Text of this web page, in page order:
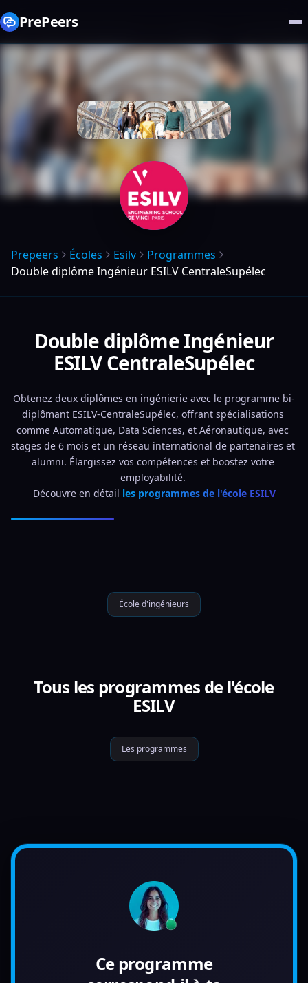
PrePeers
Prepeers Écoles Esilv
Programmes
Double diplôme Ingénieur ESILV CentraleSupélec
Double diplôme Ingénieur
ESILV CentraleSupélec
Obtenez deux diplômes en ingénierie avec le programme bi-
diplômant ESILV-CentraleSupélec, offrant spécialisations
comme Automatique, Data Sciences, et Aéronautique, avec
stages de 6 mois et un réseau international de partenaires et
alumni. Élargissez vos compétences et boostez votre
employabilité.
Découvre en détail les programmes de l'école ESILV
École d'ingénieurs
Tous les programmes de l'école
ESILV
Les programmes
Ce programme